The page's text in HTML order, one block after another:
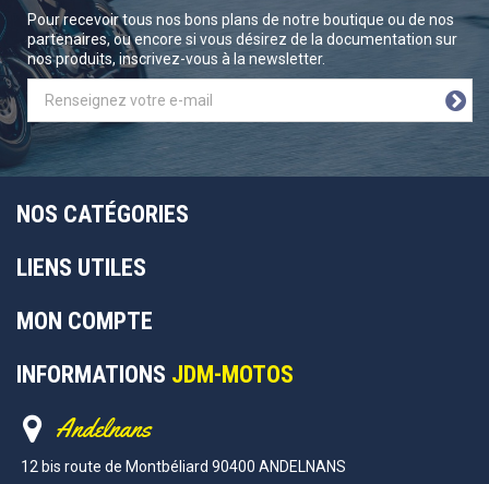
Pour recevoir tous nos bons plans de notre boutique ou de nos
partenaires, ou encore si vous désirez de la documentation sur
nos produits, inscrivez-vous à la newsletter.
NOS CATÉGORIES
LIENS UTILES
MON COMPTE
INFORMATIONS JDM-MOTOS
Andelnans
12 bis route de Montbéliard 90400 ANDELNANS